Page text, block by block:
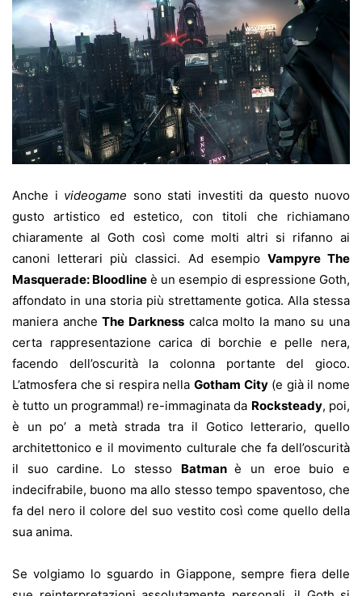
Anche i videogame sono stati investiti da questo nuovo
gusto artistico ed estetico, con titoli che richiamano
chiaramente al Goth così come molti altri si rifanno ai
canoni letterari più classici. Ad esempio Vampyre The
Masquerade: Bloodline è un esempio di espressione Goth,
affondato in una storia più strettamente gotica. Alla stessa
maniera anche The Darknesscalca molto la mano su una
certa rappresentazione carica di borchie e pelle nera,
facendo dell’oscurità la colonna portante del gioco.
L’atmosfera che si respira nella Gotham City(e già il nome
è tutto un programma!) re-immaginata da Rocksteady, poi,
è un po’ a metà strada tra il Gotico letterario, quello
architettonico e il movimento culturale che fa dell’oscurità
il suo cardine. Lo stesso Batmanè un eroe buio e
indecifrabile, buono ma allo stesso tempo spaventoso, che
fa del nero il colore del suo vestito così come quello della
sua anima.
Se volgiamo lo sguardo in Giappone, sempre fiera delle